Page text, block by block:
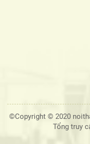
©Copyright © 2020
Tổng truy